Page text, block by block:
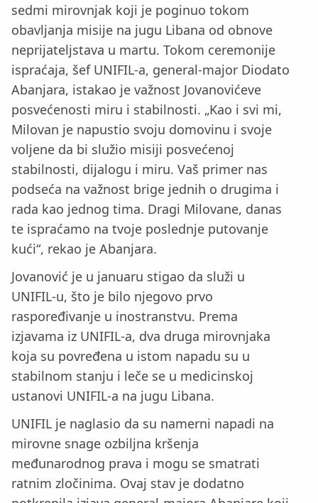
sedmi mirovnjak koji je poginuo tokom
obavljanja misije na jugu Libana od obnove
neprijateljstava u martu. Tokom ceremonije
ispraćaja, šef UNIFIL-a, general-major Diodato
Abanjara, istakao je važnost Jovanovićeve
posvećenosti miru i stabilnosti. „Kao i svi mi,
Milovan je napustio svoju domovinu i svoje
voljene da bi služio misiji posvećenoj
stabilnosti, dijalogu i miru. Vaš primer nas
podseća na važnost brige jednih o drugima i
rada kao jednog tima. Dragi Milovane, danas
te ispraćamo na tvoje poslednje putovanje
kući“, rekao je Abanjara.
Jovanović je u januaru stigao da služi u
UNIFIL-u, što je bilo njegovo prvo
raspoređivanje u inostranstvu. Prema
izjavama iz UNIFIL-a, dva druga mirovnjaka
koja su povređena u istom napadu su u
stabilnom stanju i leče se u medicinskoj
ustanovi UNIFIL-a na jugu Libana.
UNIFIL je naglasio da su namerni napadi na
mirovne snage ozbiljna kršenja
međunarodnog prava i mogu se smatrati
ratnim zločinima. Ovaj stav je dodatno